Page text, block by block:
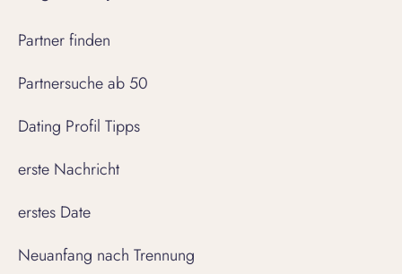
Partner finden
Partnersuche ab 50
Dating Profil Tipps
erste Nachricht
erstes Date
Neuanfang nach Trennung